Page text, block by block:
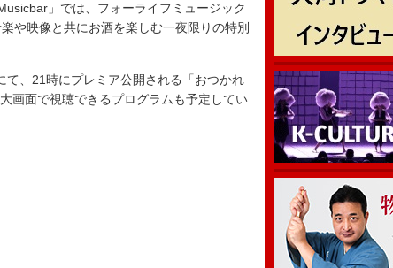
」では、フォーライフミュージック
や映像と共にお酒を楽しむ一夜限りの特別
、21時にプレミア公開される「おつかれ
画面で視聴できるプログラムも予定してい